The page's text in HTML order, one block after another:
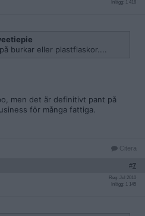
Inlägg: 1 418
burkar eller plastflaskor....
men det är definitivt pant på
för många fattiga.
Citera
#7
Reg: Jul 2010
Inlägg: 1 145